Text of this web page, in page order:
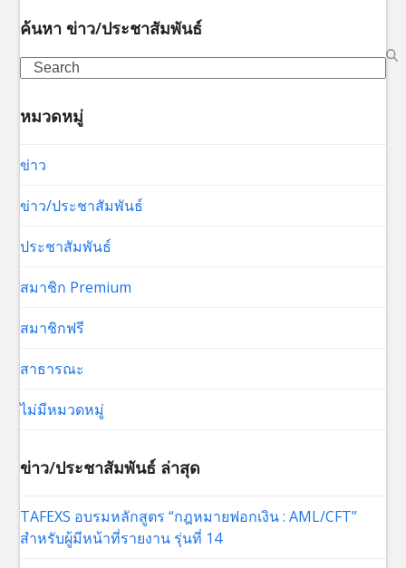
ค้นหา ข่าว/ประชาสัมพันธ์
Search
หมวดหมู่
ข่าว
ข่าว/ประชาสัมพันธ์
ประชาสัมพันธ์
สมาชิก Premium
สมาชิกฟรี
สาธารณะ
ไม่มีหมวดหมู่
ข่าว/ประชาสัมพันธ์ ล่าสุด
TAFEXS อบรมหลักสูตร “กฎหมายฟอกเงิน : AML/CFT”
สำหรับผู้มีหน้าที่รายงาน รุ่นที่ 14